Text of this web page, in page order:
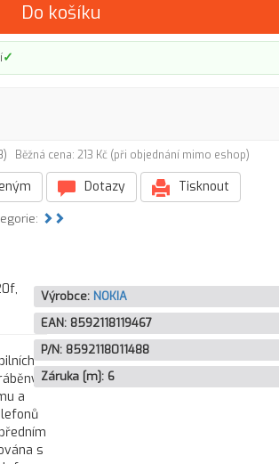
Do košíku
✓
Běžná cena: 213 Kč (při objednání mimo eshop)
Dotazy Tisknout
a
s
Výrobce: NOKIA
EAN: 8592118119467
P/N: 8592118011488
Záruka [m]: 6